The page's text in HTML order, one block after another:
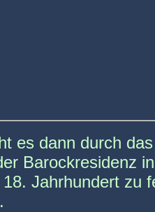
es dann durch
Barockresidenz
Jahrhundert zu